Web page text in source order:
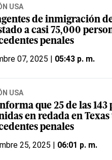
USA
de inmigración
a casi 75,000
penales
07, 2025 | 05:43 p. m.
USA
que 25 de las 143
en redada en
penales
25, 2025 | 06:01 p. m.